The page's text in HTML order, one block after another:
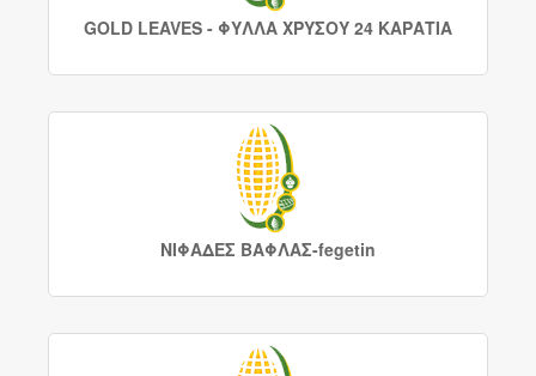
GOLD LEAVES - ΦΥΛΛΑ ΧΡΥΣΟΥ 24 ΚΑΡΑΤΙΑ
ΝΙΦΑΔΕΣ ΒΑΦΛΑΣ-fegetin